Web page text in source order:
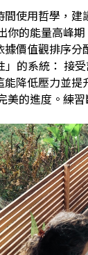
使用哲學，
你的能量高峰
價值觀排序
」的系統： 接
降低壓力並
美的進度。練